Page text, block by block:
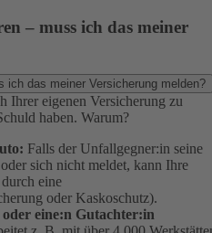
– muss ich das meiner
ich das meiner Versicherung melden?
Ihrer eigenen Versicherung zu
haben. Warum?
Falls der Unfallgegner:in seine
sich nicht meldet, kann Ihre
eine
oder Kaskoschutz).
eine:n Gutachter:in